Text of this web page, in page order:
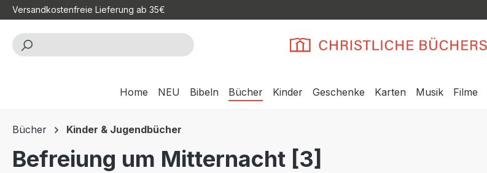
Hauptinhalt springen
Zur Suche springen
Zur Hauptnavigation springen
Versandkostenfreie Lieferung ab 35€
Home NEU Bibeln Bücher Kinder Geschenke Karten Musik Filme
Bücher Kinder & Jugendbücher
Befreiung um Mitternacht [3]